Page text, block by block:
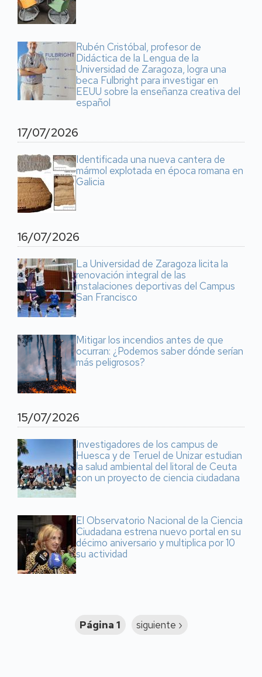
Rubén Cristóbal, profesor de
Didáctica de la Lengua de la
Universidad de Zaragoza, logra una
beca Fulbright para investigar en
EEUU sobre la enseñanza creativa del
español
17/07/2026
Identificada una nueva cantera de
mármol explotada en época romana en
Galicia
16/07/2026
La Universidad de Zaragoza licita la
renovación integral de las
instalaciones deportivas del Campus
San Francisco
Mitigar los incendios antes de que
ocurran: ¿Podemos saber dónde serían
más peligrosos?
15/07/2026
Investigadores de los campus de
Huesca y de Teruel de Unizar estudian
la salud ambiental del litoral de Ceuta
con un proyecto de ciencia ciudadana
El Observatorio Nacional de la Ciencia
Ciudadana estrena nuevo portal en su
décimo aniversario y multiplica por 10
su actividad
Página 1
Siguiente
siguiente ›